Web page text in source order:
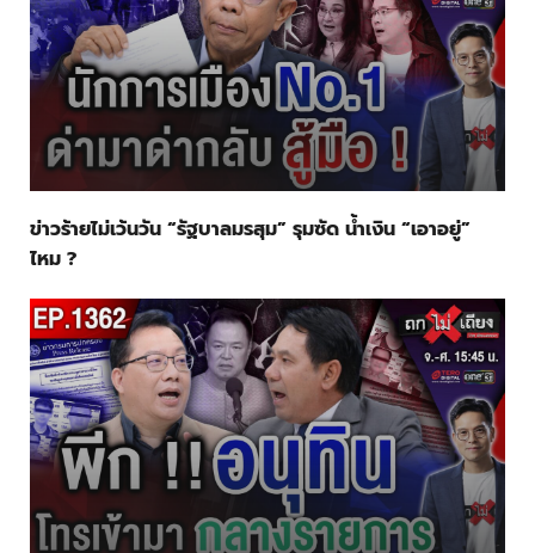
ข่าวร้ายไม่เว้นวัน “รัฐบาลมรสุม” รุมซัด น้ำเงิน “เอาอยู่”
ไหม ?